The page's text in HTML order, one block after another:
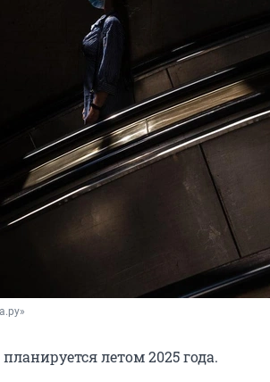
летом 2025 года.